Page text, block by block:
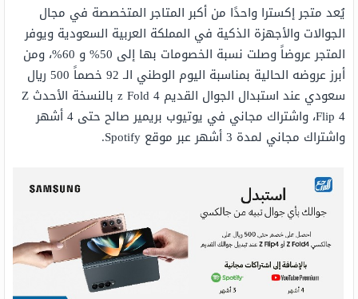
يُعد متجر إكسترا واحدًا من أكبر المتاجر المتخصصة في مجال
الجوالات والأجهزة الذكية في المملكة العربية السعودية ويوفر
المتجر عروضاً وصلت نسبة الخصومات بها إلى 50% و 60%، ومن
أبرز عروضه الحالية بمناسبة اليوم الوطني الـ 92 خصماً 500 ريال
سعودي عند استبدال الجوال القديم z Fold 4 بالنسخة الأحدث Z
Flip 4، واشتراك مجاني في يوتيوب بريمير صالح حتى 4 أشهر
واشتراك مجاني لمدة 3 أشهر عبر موقع Spotify.